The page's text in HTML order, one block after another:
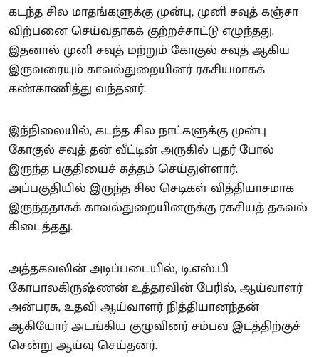
கடந்த சில மாதங்களுக்கு முன்பு, முனி சவுத் கஞ்சா
விற்பனை செய்வதாகக் குற்றச்சாட்டு எழுந்தது.
இதனால் முனி சவுத் மற்றும் கோகுல் சவுத் ஆகிய
இருவரையும் காவல்துறையினர் ரகசியமாகக்
கண்காணித்து வந்தனர்.
இந்நிலையில், கடந்த சில நாட்களுக்கு முன்பு
கோகுல் சவுத் தன் வீட்டின் அருகில் புதர் போல்
இருந்த பகுதியைச் சுத்தம் செய்துள்ளார்.
அப்பகுதியில் இருந்த சில செடிகள் வித்தியாசமாக
இருந்ததாகக் காவல்துறையினருக்கு ரகசியத் தகவல்
கிடைத்தது.
அத்தகவலின் அடிப்படையில், டி.எஸ்.பி
கோபாலகிருஷ்ணன் உத்தரவின் பேரில், ஆய்வாளர்
அன்பரசு, உதவி ஆய்வாளர் நித்தியானந்தன்
ஆகியோர் அடங்கிய குழுவினர் சம்பவ இடத்திற்குச்
சென்று ஆய்வு செய்தனர்.